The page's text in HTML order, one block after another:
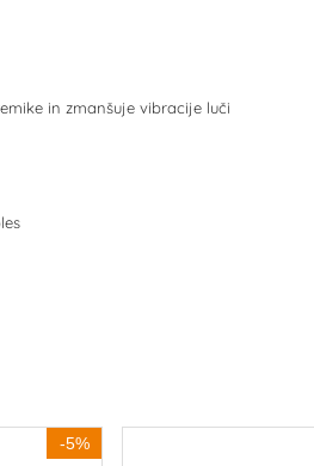
in zmanšuje vibracije luči
-5%